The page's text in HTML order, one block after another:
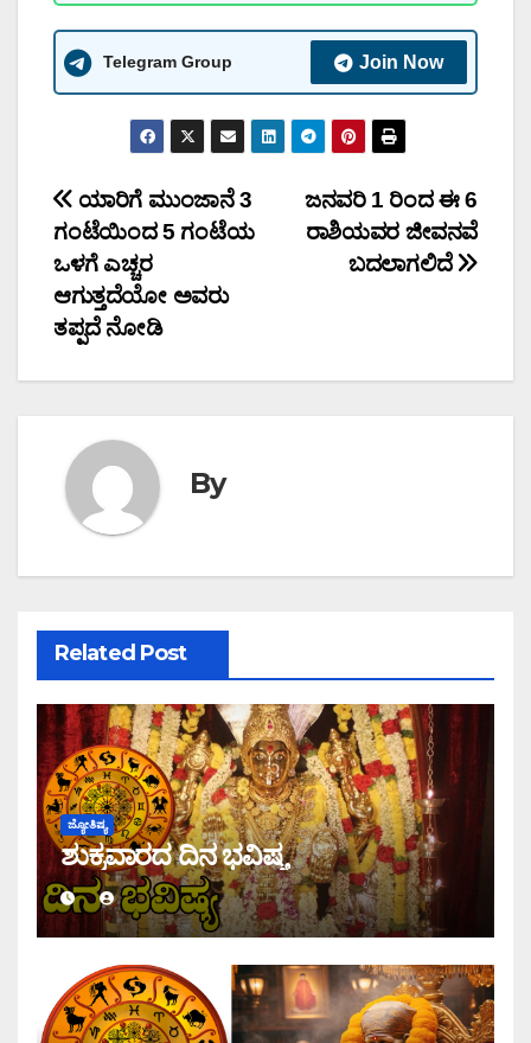
Telegram Group Join Now
Post
navigation
ಜನವರಿ 1 ರಿಂದ ಈ 6
ರಾಶಿಯವರ ಜೀವನವೆ
ಬದಲಾಗಲಿದೆ
ಯಾರಿಗೆ ಮುಂಜಾನೆ 3
ಗಂಟೆಯಿಂದ 5 ಗಂಟೆಯ
ಒಳಗೆ ಎಚ್ಚರ
ಆಗುತ್ತದೆಯೋ ಅವರು
ತಪ್ಪದೆ ನೋಡಿ
By
Related Post
ಜ್ಯೋತಿಷ್ಯ
ಶುಕ್ರವಾರದ ದಿನ ಭವಿಷ್ಯ